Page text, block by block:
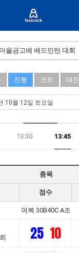
을금고배 배드민턴 대회
진행 코트 대진
13:30 13:45
종목
점수
여복 30B40C A조
25 10